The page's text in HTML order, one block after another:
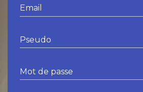
Email
Pseudo
Mot de passe